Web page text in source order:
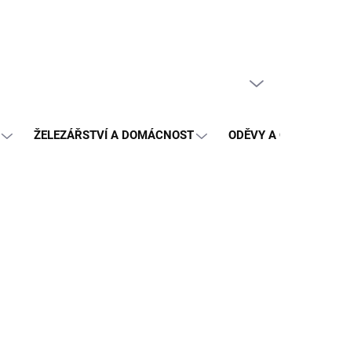
ŽELEZÁŘSTVÍ A DOMÁCNOST ODĚVY A OCHRANA